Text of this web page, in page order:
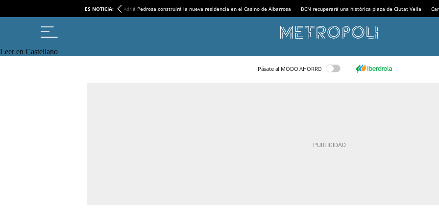
ES NOTICIA: Adrià Pedrosa construirá la nueva residencia en el Casino de Albarrosa BCN recuperará una histórica plaza de Ciutat Vella
Leer en Castellano
Pásate al MODO AHORRO